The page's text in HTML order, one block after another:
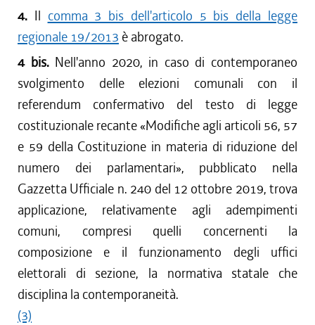
4. Il comma 3 bis dell'articolo 5 bis della legge
regionale 19/2013 è abrogato.
4 bis. Nell'anno 2020, in caso di contemporaneo
svolgimento delle elezioni comunali con il
referendum confermativo del testo di legge
costituzionale recante «Modifiche agli articoli 56, 57
e 59 della Costituzione in materia di riduzione del
numero dei parlamentari», pubblicato nella
Gazzetta Ufficiale n. 240 del 12 ottobre 2019, trova
applicazione, relativamente agli adempimenti
comuni, compresi quelli concernenti la
composizione e il funzionamento degli uffici
elettorali di sezione, la normativa statale che
disciplina la contemporaneità.
(3)